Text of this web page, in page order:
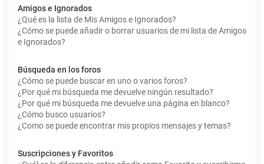
Amigos e Ignorados
¿Qué es la lista de Mis Amigos e Ignorados?
¿Cómo se puede añadir o borrar usuarios de mi lista de Amigos
e Ignorados?
Búsqueda en los foros
¿Cómo se puede buscar en uno o varios foros?
¿Por qué mi búsqueda me devuelve ningún resultado?
¿Por qué mi búsqueda me devuelve una página en blanco?
¿Cómo busco usuarios?
¿Como se puede encontrar mis propios mensajes y temas?
Suscripciones y Favoritos